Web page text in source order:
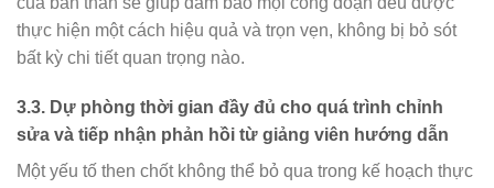
thực hiện một cách hiệu quả và trọn vẹn, không bị bỏ sót
bất kỳ chi tiết quan trọng nào.
3.3. Dự phòng thời gian đầy đủ cho quá trình chỉnh
sửa và tiếp nhận phản hồi từ giảng viên hướng dẫn
Một yếu tố then chốt không thể bỏ qua trong kế hoạch thực